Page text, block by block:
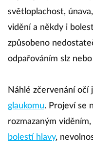
světloplachost,
vidění a někdy i
způsobeno
odpařováním slz
Náhlé zčervenání očí
glaukomu. Projeví se
rozmazaným
bolestí hlavy,